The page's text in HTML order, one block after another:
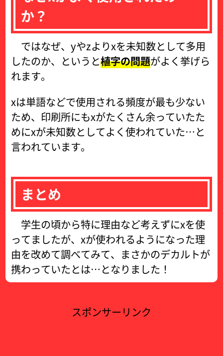
か？
ではなぜ、yやzよりxを未知数として多用
したのか、というと植字の問題がよく挙げら
れます。
xは単語などで使用される頻度が最も少ない
ため、印刷所にもxがたくさん余っていたた
めにxが未知数としてよく使われていた…と
言われています。
まとめ
学生の頃から特に理由など考えずにxを使
ってましたが、xが使われるようになった理
由を改めて調べてみて、まさかのデカルトが
携わっていたとは…となりました！
スポンサーリンク